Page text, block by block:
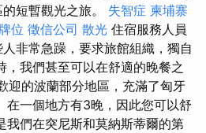
短暫觀光之旅。 失智症 柬埔寨
牌位 徵信公司 散光 住宿服務人員
非常急躁，要求旅館組織，獨自
，我們甚至可以在舒適的晚餐之
迎的波蘭部分地區，充滿了匈牙
在一個地方有3晚，因此您可以舒
我們在突尼斯和莫納斯蒂爾的第